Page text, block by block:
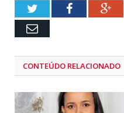
TwitterFacebook
Email
CONTEÚDO RELACIONADO